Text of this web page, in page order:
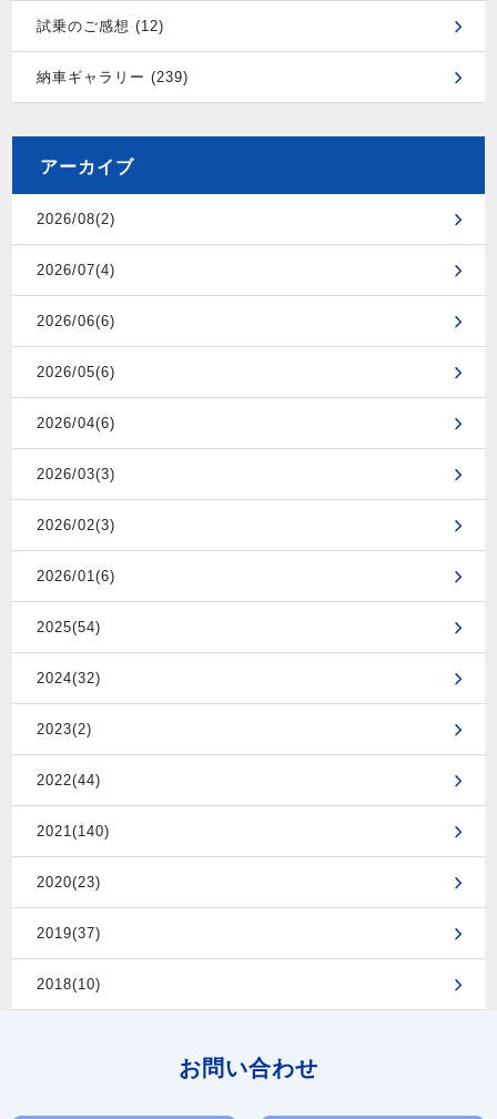
試乗のご感想 (12)
納車ギャラリー (239)
アーカイブ
2026/08(2)
2026/07(4)
2026/06(6)
2026/05(6)
2026/04(6)
2026/03(3)
2026/02(3)
2026/01(6)
2025(54)
2024(32)
2023(2)
2022(44)
2021(140)
2020(23)
2019(37)
2018(10)
お問い合わせ